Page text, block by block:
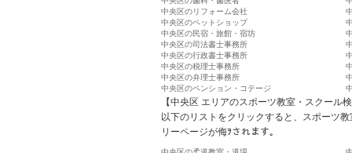
中央区のリフォーム会社
中央区のペットショップ
中央区の民宿・旅館・宿坊
中央区の司法書士事務所
中央区の行政書士事務所
中央区の税理士事務所
中央区の弁理士事務所
中央区のペンション・コテージ
【中央区 エリアのスポーツ教室・スクール
以下のリストをクリックすると、スポーツ
リーページが侮ｦされます。